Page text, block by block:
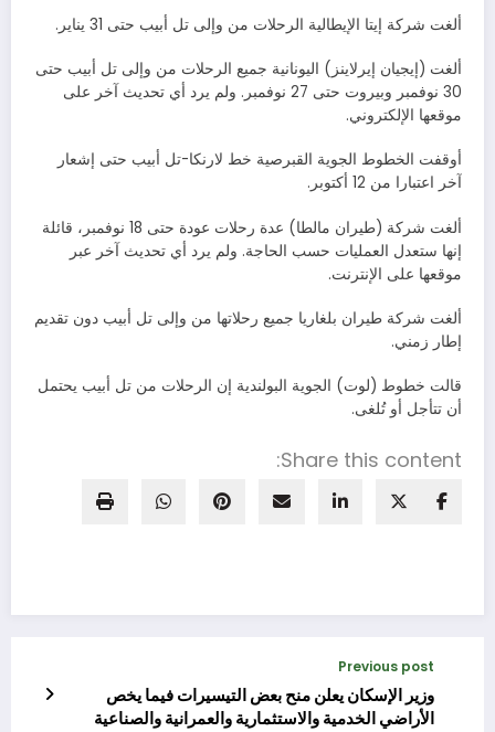
ألغت شركة إيتا الإيطالية الرحلات من وإلى تل أبيب حتى 31 يناير.
ألغت (إيجيان إيرلاينز) اليونانية جميع الرحلات من وإلى تل أبيب حتى
30 نوفمبر وبيروت حتى 27 نوفمبر. ولم يرد أي تحديث آخر على
موقعها الإلكتروني.
أوقفت الخطوط الجوية القبرصية خط لارنكا-تل أبيب حتى إشعار
آخر اعتبارا من 12 أكتوبر.
ألغت شركة (طيران مالطا) عدة رحلات عودة حتى 18 نوفمبر، قائلة
إنها ستعدل العمليات حسب الحاجة. ولم يرد أي تحديث آخر عبر
موقعها على الإنترنت.
ألغت شركة طيران بلغاريا جميع رحلاتها من وإلى تل أبيب دون تقديم
إطار زمني.
قالت خطوط (لوت) الجوية البولندية إن الرحلات من تل أبيب يحتمل
أن تتأجل أو تُلغى.
Share this content:
Previous post
وزير الإسكان يعلن منح بعض التيسيرات فيما يخص
الأراضي الخدمية والاستثمارية والعمرانية والصناعية